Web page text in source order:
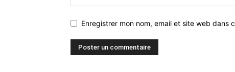
Enregistrer mon nom, email et site web dans